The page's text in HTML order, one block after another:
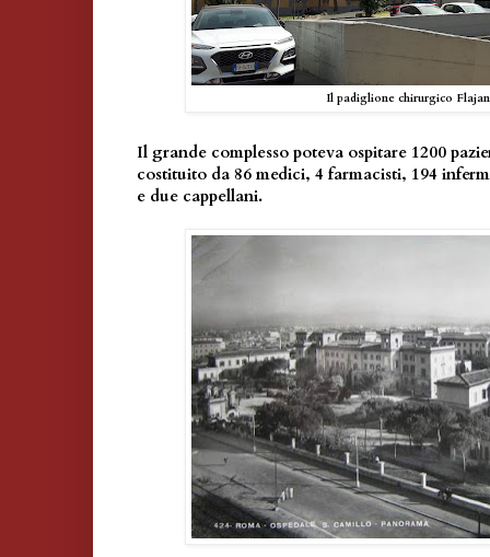
Il padiglione chirurgico
Il grande complesso poteva ospitare 1200
costituito da 86 medici, 4 farmacisti, 194
e due cappellani.